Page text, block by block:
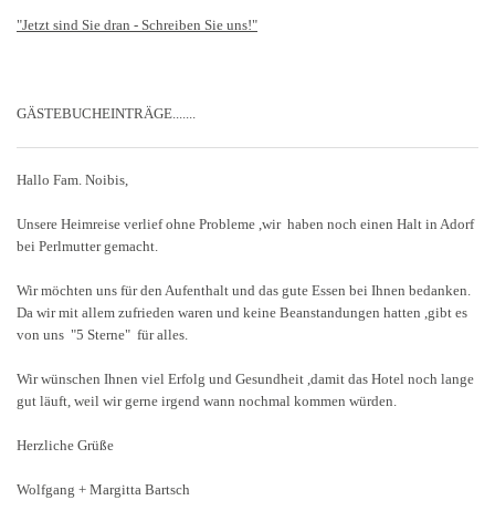
WELLNESS
KONTAKT
GÄSTEBUCH
"Jetzt sind Sie dran - Schreiben Sie uns!"
GÄSTEBUCHEINTRÄGE.......
Hallo Fam. Noibis,
Unsere Heimreise verlief ohne Probleme ,wir haben noch einen Halt in Adorf
bei Perlmutter gemacht.
Wir möchten uns für den Aufenthalt und das gute Essen bei Ihnen bedanken.
Da wir mit allem zufrieden waren und keine Beanstandungen hatten ,gibt es
von uns "5 Sterne" für alles.
Wir wünschen Ihnen viel Erfolg und Gesundheit ,damit das Hotel noch lange
gut läuft, weil wir gerne irgend wann nochmal kommen würden.
Herzliche Grüße
Wolfgang + Margitta Bartsch